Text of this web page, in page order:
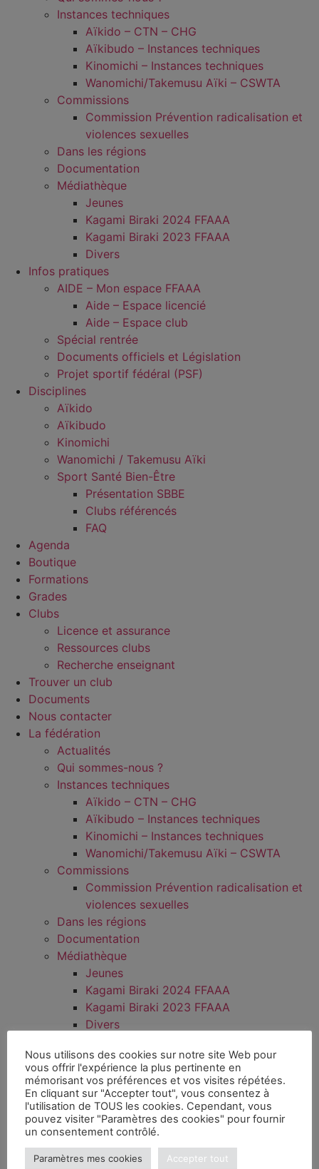
Instances techniques
Aïkido – CTN – CHG
Aïkibudo – Instances techniques
Kinomichi – Instances techniques
Wanomichi/Takemusu Aïki – CSWTA
Commissions
Commission Prévention radicalisation et
violences sexuelles
Dans les régions
Documentation
Médiathèque
Jeunes
Kagami Biraki 2024 FFAAA
Kagami Biraki 2023 FFAAA
Divers
Infos pratiques
AIDE – Mon espace FFAAA
Aide – Espace licencié
Aide – Espace club
Spécial rentrée
Documents officiels et Législation
Projet sportif fédéral (PSF)
Disciplines
Aïkido
Aïkibudo
Kinomichi
Wanomichi / Takemusu Aïki
Sport Santé Bien-Être
Présentation SBBE
Clubs référencés
FAQ
Agenda
Boutique
Formations
Grades
Clubs
Licence et assurance
Ressources clubs
Recherche enseignant
Trouver un club
Documents
Nous contacter
La fédération
Actualités
Qui sommes-nous ?
Instances techniques
Aïkido – CTN – CHG
Aïkibudo – Instances techniques
Kinomichi – Instances techniques
Wanomichi/Takemusu Aïki – CSWTA
Commissions
Commission Prévention radicalisation et
violences sexuelles
Dans les régions
Documentation
Médiathèque
Jeunes
Kagami Biraki 2024 FFAAA
Kagami Biraki 2023 FFAAA
Divers
AIDE – Mon espace FFAAA
Aide – Espace licencié
Aide – Espace club
Spécial rentrée
Documents officiels et Législation
Projet sportif fédéral (PSF)
Disciplines
Nous utilisons des cookies sur notre site Web pour
vous offrir l'expérience la plus pertinente en
mémorisant vos préférences et vos visites répétées.
En cliquant sur "Accepter tout", vous consentez à
l'utilisation de TOUS les cookies. Cependant, vous
pouvez visiter "Paramètres des cookies" pour fournir
un consentement contrôlé.
Paramètres mes cookies Accepter tout